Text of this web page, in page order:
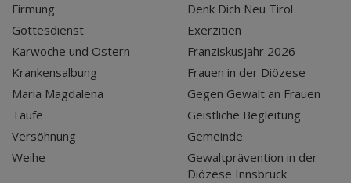
Firmung
Gottesdienst
Karwoche und Ostern
Krankensalbung
Maria Magdalena
Taufe
Versöhnung
Weihe
Denk Dich Neu Tirol
Exerzitien
Franziskusjahr 2026
Frauen in der Diözese
Gegen Gewalt an Frauen
Geistliche Begleitung
Gemeinde
Gewaltprävention in der
Diözese Innsbruck